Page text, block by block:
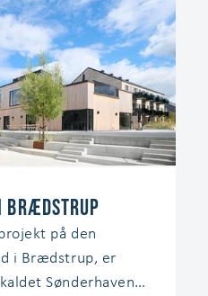
Brædstrup
på den
i Brædstrup, er
Sønderhaven. I